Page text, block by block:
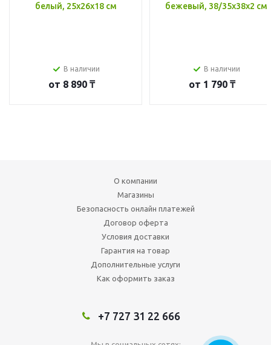
белый, 25x26x18 см
В наличии
от 8 890 ₸
бежевый, 38/35x38x2 см
В наличии
от 1 790 ₸
О компании
Магазины
Безопасность онлайн платежей
Договор оферта
Условия доставки
Гарантия на товар
Дополнительные услуги
Как оформить заказ
+7 727 31 22 666